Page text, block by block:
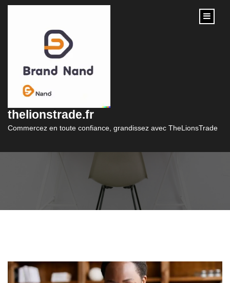
content
thelionstrade.fr
Commercez en toute confiance, grandissez avec TheLionsTrade
Le Mythe du Crédit
Facile à Avoir :
Réalité ou Illusion ?